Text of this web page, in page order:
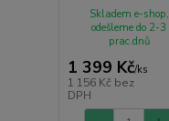
1 399 Kč/ks
1 156 Kč bez
DPH
Skladem e-shop,
odešleme do 2-3
prac.dnů